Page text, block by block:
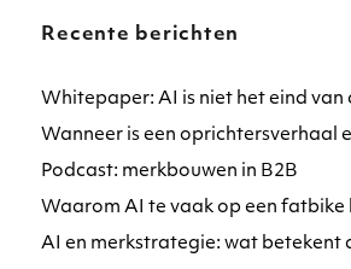
Recente berichten
Whitepaper: AI is niet het eind van
Wanneer is een oprichtersverhaal
Podcast: merkbouwen in B2B
Waarom AI te vaak op een fatbike
AI en merkstrategie: wat betekent